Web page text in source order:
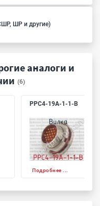
ШР и другие)
аналоги и
(6)
РРС4-19А-1-1-В
Подробнее ...